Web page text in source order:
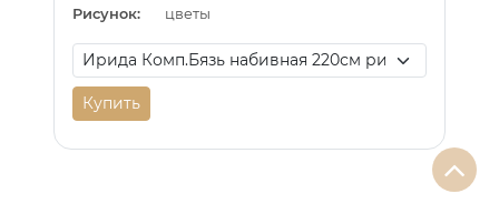
Рисунок:
цветы
Купить